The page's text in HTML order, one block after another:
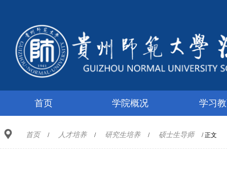
首页 学院概况 学习
首页 / 人才培养 / 研究生培养 / 硕士生导师 / 正文